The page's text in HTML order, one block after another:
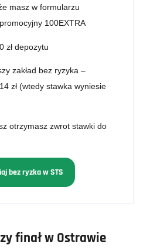
masz w formularzu
100EXTRA
zł depozytu
zakład bez ryzyka –
zł (wtedy stawka wyniesie
otrzymasz zwrot stawki do
bez ryzka w STS
finał w Ostrawie